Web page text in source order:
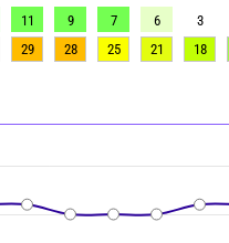
11 9 7 6 3
29 28 25 21 18